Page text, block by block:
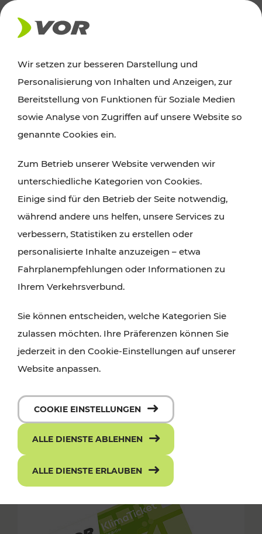
AKTUELLES
News
Alle wichtigen Meldungen zu Fahrplanänderungen,
finden Sie hier im Überblick.
Wir setzen zur besseren Darstellung und
Personalisierung von Inhalten und Anzeigen, zur
Bereitstellung von Funktionen für Soziale Medien
sowie Analyse von Zugriffen auf unsere Website so
genannte Cookies ein.
Zum Betrieb unserer Website verwenden wir
unterschiedliche Kategorien von Cookies.
Einige sind für den Betrieb der Seite notwendig,
während andere uns helfen, unsere Services zu
verbessern, Statistiken zu erstellen oder
personalisierte Inhalte anzuzeigen – etwa
Fahrplanempfehlungen oder Informationen zu
Ihrem Verkehrsverbund.
Sie können entscheiden, welche Kategorien Sie
zulassen möchten. Ihre Präferenzen können Sie
jederzeit in den Cookie-Einstellungen auf unserer
Website anpassen.
COOKIE EINSTELLUNGEN
ALLE DIENSTE ABLEHNEN
ALLE DIENSTE ERLAUBEN